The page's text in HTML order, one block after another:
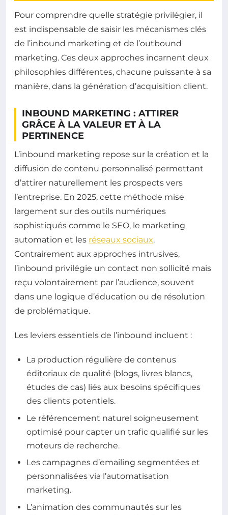
Pour comprendre quelle stratégie privilégier, il
est indispensable de saisir les mécanismes clés
de l’inbound marketing et de l’outbound
marketing. Ces deux approches incarnent deux
philosophies différentes, chacune puissante à sa
manière, dans la génération d’acquisition client.
INBOUND MARKETING : ATTIRER
GRÂCE À LA VALEUR ET À LA
PERTINENCE
L’inbound marketing repose sur la création et la
diffusion de contenu personnalisé permettant
d’attirer naturellement les prospects vers
l’entreprise. En 2025, cette méthode mise
largement sur des outils numériques
sophistiqués comme le SEO, le marketing
automation et les réseaux sociaux.
Contrairement aux approches intrusives,
l’inbound privilégie un contact non sollicité mais
reçu volontairement par l’audience, souvent
dans une logique d’éducation ou de résolution
de problématique.
Les leviers essentiels de l’inbound incluent :
La production régulière de contenus
éditoriaux de qualité (blogs, livres blancs,
études de cas) liés aux besoins spécifiques
des clients potentiels.
Le référencement naturel soigneusement
optimisé pour capter un trafic qualifié sur les
moteurs de recherche.
Les campagnes d’emailing segmentées et
personnalisées via l’automatisation
marketing.
L’animation des communautés sur les